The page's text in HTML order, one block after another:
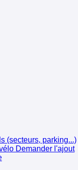
(secteurs, parking...)
Demander l'ajout